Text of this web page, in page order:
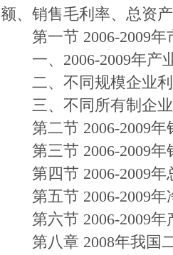
额、销售毛利率、总资
第一节 2006-2009年
一、2006-2009年产
二、不同规模企业利
三、不同所有制企业
第二节 2006-2009年
第三节 2006-2009年
第四节 2006-2009年
第五节 2006-2009年
第六节 2006-2009年
第八章 2008年我国二